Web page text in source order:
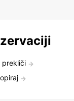
prekliči